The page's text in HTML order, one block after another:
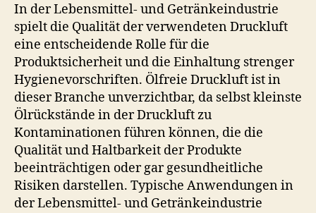
In der Lebensmittel- und Getränkeindustrie
spielt die Qualität der verwendeten Druckluft
eine entscheidende Rolle für die
Produktsicherheit und die Einhaltung strenger
Hygienevorschriften. Ölfreie Druckluft ist in
dieser Branche unverzichtbar, da selbst kleinste
Ölrückstände in der Druckluft zu
Kontaminationen führen können, die die
Qualität und Haltbarkeit der Produkte
beeinträchtigen oder gar gesundheitliche
Risiken darstellen. Typische Anwendungen in
der Lebensmittel- und Getränkeindustrie